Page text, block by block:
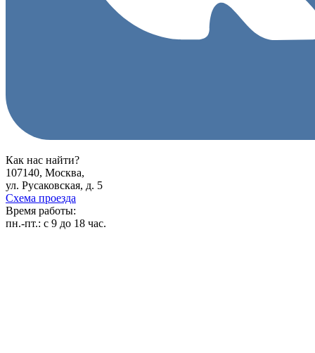
Как нас найти?
107140, Москва,
ул. Русаковская, д. 5
Схема проезда
Время работы:
пн.-пт.: с 9 до 18 час.